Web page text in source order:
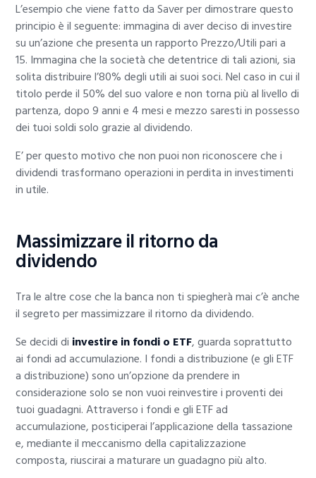
L’esempio che viene fatto da Saver per dimostrare questo
principio è il seguente: immagina di aver deciso di investire
su un’azione che presenta un rapporto Prezzo/Utili pari a
15. Immagina che la società che detentrice di tali azioni, sia
solita distribuire l’80% degli utili ai suoi soci. Nel caso in cui il
titolo perde il 50% del suo valore e non torna più al livello di
partenza, dopo 9 anni e 4 mesi e mezzo saresti in possesso
dei tuoi soldi solo grazie al dividendo.
E’ per questo motivo che non puoi non riconoscere che i
dividendi trasformano operazioni in perdita in investimenti
in utile.
Massimizzare il ritorno da
dividendo
Tra le altre cose che la banca non ti spiegherà mai c’è anche
il segreto per massimizzare il ritorno da dividendo.
Se decidi di investire in fondi o ETF, guarda soprattutto
ai fondi ad accumulazione. I fondi a distribuzione (e gli ETF
a distribuzione) sono un’opzione da prendere in
considerazione solo se non vuoi reinvestire i proventi dei
tuoi guadagni. Attraverso i fondi e gli ETF ad
accumulazione, posticiperai l’applicazione della tassazione
e, mediante il meccanismo della capitalizzazione
composta, riuscirai a maturare un guadagno più alto.